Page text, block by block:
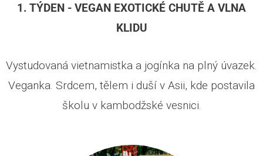
1. TÝDEN - VEGAN EXOTICKÉ CHUTĚ A VLNA
KLIDU
Vystudovaná vietnamistka a jogínka na plný úvazek.
Veganka. Srdcem, tělem i duší v Asii, kde postavila
školu v kambodžské vesnici.